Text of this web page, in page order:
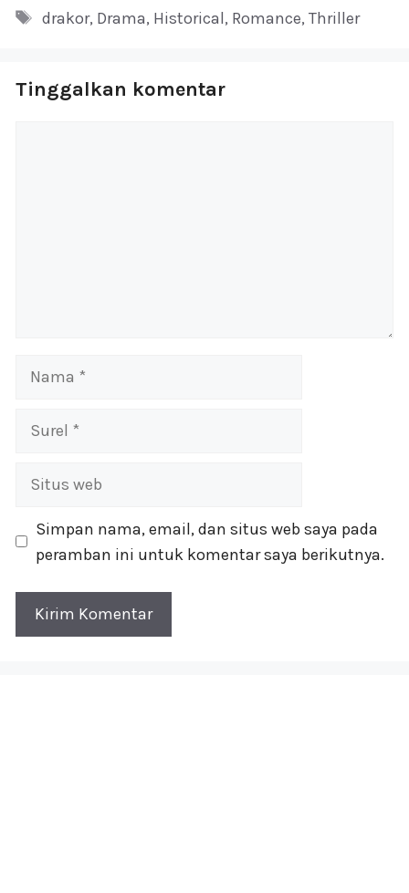
Tag
drakor, Drama, Historical, Romance, Thriller
Tinggalkan komentar
Nama
Surel
Situs
Simpan nama, email, dan situs web saya pada
peramban ini untuk komentar saya berikutnya.